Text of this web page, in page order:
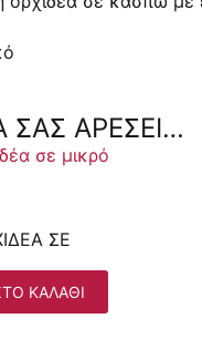
ΣΑΣ ΑΡΈΣΕΙ…
ΣΕ
ΚΑΛΆΘΙ